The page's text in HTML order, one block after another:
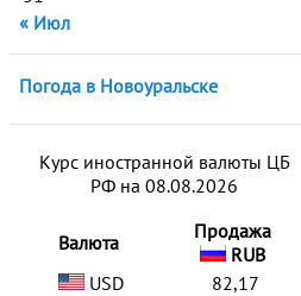
« Июл
Погода в Новоуральске
Курс иностранной валюты ЦБ
РФ на 08.08.2026
Валюта
Продажа
RUB
USD
82,17